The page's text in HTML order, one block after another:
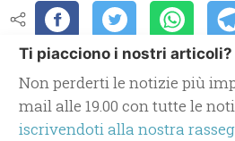
Ti piacciono i nostri articoli?
Non perderti le notizie più
mail alle 19.00 con tutte le
iscrivendoti alla nostra